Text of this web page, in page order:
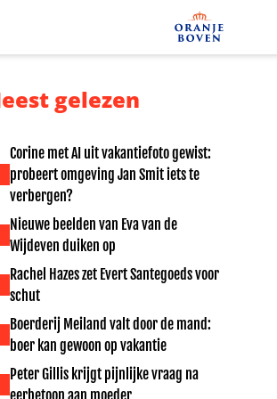
gelezen
Corine met AI uit vakantiefoto gewist:
probeert omgeving Jan Smit iets te
verbergen?
Nieuwe beelden van Eva van de
Wijdeven duiken op
Rachel Hazes zet Evert Santegoeds voor
schut
Boerderij Meiland valt door de mand:
boer kan gewoon op vakantie
Peter Gillis krijgt pijnlijke vraag na
eerbetoon aan moeder